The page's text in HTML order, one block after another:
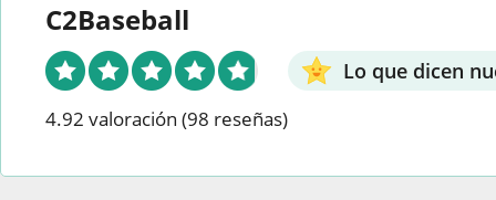
C2Baseball
Lo que dicen
4.92 valoración (98 reseñas)